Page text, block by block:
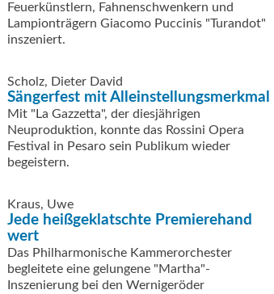
Feuerkünstlern, Fahnenschwenkern und
Lampionträgern Giacomo Puccinis "Turandot"
inszeniert.
Scholz, Dieter David
Sängerfest mit Alleinstellungsmerkmal
Mit "La Gazzetta", der diesjährigen
Neuproduktion, konnte das Rossini Opera
Festival in Pesaro sein Publikum wieder
begeistern.
Kraus, Uwe
Jede heißgeklatschte Premierehand
wert
Das Philharmonische Kammerorchester
begleitete eine gelungene "Martha"-
Inszenierung bei den Wernigeröder